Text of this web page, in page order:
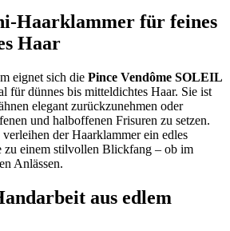
Haarklammer für feines
Haar
eignet sich die Pince Vendôme SOLEIL
für dünnes bis mitteldichtes Haar. Sie ist
elegant zurückzunehmen oder
und halboffenen Frisuren zu setzen.
der Haarklammer ein edles
zu einem stilvollen Blickfang – ob im
Anlässen.
aus edlem